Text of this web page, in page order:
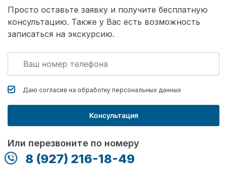
Просто оставьте заявку и получите бесплатную
консультацию. Также у Вас есть возможность
записаться на экскурсию.
Даю согласие на обработку персональных данных
Консультация
Или перезвоните по номеру
8 (927) 216-18-49